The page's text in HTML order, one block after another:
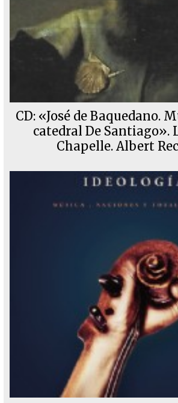
CD: «José de Baquedano.
catedral De Santiago».
Chapelle. Albert